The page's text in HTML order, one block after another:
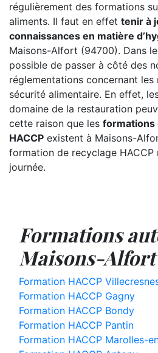
régulièrement des formations
aliments. Il faut en effet tenir à
connaissances en matière
Maisons-Alfort (94700). Dans
possible de passer à côté des
réglementations concernant les
sécurité alimentaire. En effet,
domaine de la restauration
cette raison que les formations
HACCP existent à Maisons-
formation de recyclage HACCP
journée.
Formations
Maisons-Alfort
Formation HACCP
Formation HACCP Gagny
Formation HACCP Bondy
Formation HACCP Pantin
Formation HACCP Marolles-